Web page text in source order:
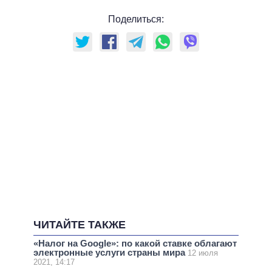
Поделиться:
ЧИТАЙТЕ ТАКЖЕ
«Налог на Google»: по какой ставке облагают
электронные услуги страны мира 12 июля
2021, 14:17